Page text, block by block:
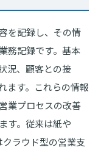
を記録し、その情
務記録です。基本
況、顧客との接
ます。これらの情報
業プロセスの改善
す。従来は紙や
ラウド型の営業支